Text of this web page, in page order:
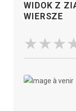
WIDOK Z
WIERSZE